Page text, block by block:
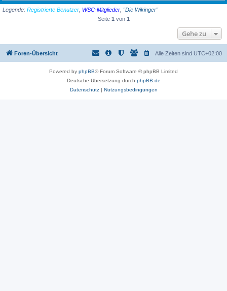
Legende: Registrierte Benutzer WSC-Mitglieder "Die Wikinger"
Seite 1 von 1
Gehe zu
Foren-Übersicht Alle Zeiten sind UTC+02:00
Powered by phpBB® Forum Software © phpBB Limited
Deutsche Übersetzung durch phpBB.de
Datenschutz| Nutzungsbedingungen